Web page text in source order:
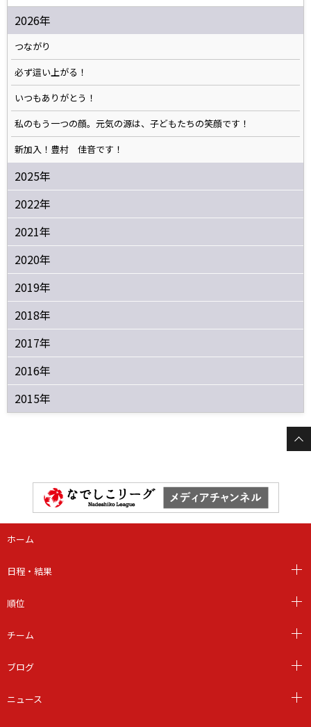
2026年
つながり
必ず這い上がる！
いつもありがとう！
私のもう一つの顔。元気の源は、子どもたちの笑顔です！
新加入！豊村 佳音です！
2025年
2022年
2021年
2020年
2019年
2018年
2017年
2016年
2015年
ホーム
日程・結果
順位
チーム
ブログ
ニュース